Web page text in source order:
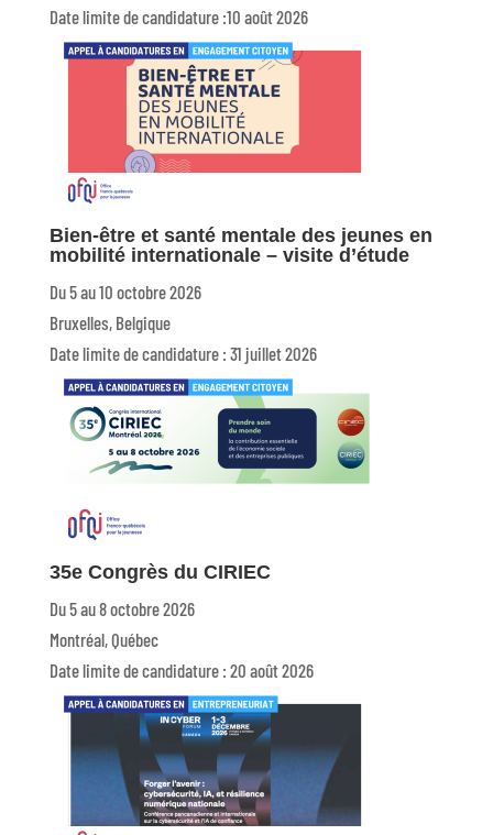
Date limite de candidature :10 août 2026
Bien-être et santé mentale des jeunes en
mobilité internationale – visite d’étude
Du 5 au 10 octobre 2026
Bruxelles, Belgique
Date limite de candidature : 31 juillet 2026
35e Congrès du CIRIEC
Du 5 au 8 octobre 2026
Montréal, Québec
Date limite de candidature : 20 août 2026